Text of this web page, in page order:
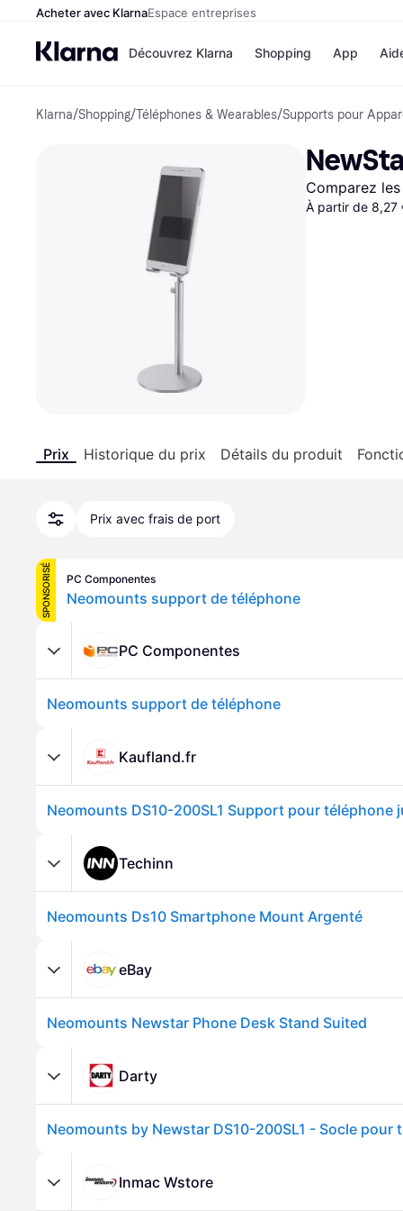
Acheter avec KlarnaEspace entreprises
Découvrez Klarna
Options de
paiement
Payer maintenant
Paiement en 3 fois
Paiement à 30 jours
Shopping
Magasins
Airbnb
Temu
JD
App
Klarna/Shopping/Téléphones & Wearables/Supports pour
Comparez
À partir de 8,27
Prix Historique du prix Détails du produit
Prix avec frais de port
SPONSORISÉ PC Componentes
Neomounts support de téléphone
PC Componentes
Neomounts support de téléphone
Kaufland.fr
Techinn
Neomounts Ds10 Smartphone Mount Argenté
eBay
Neomounts Newstar Phone Desk Stand Suited
Darty
Inmac Wstore